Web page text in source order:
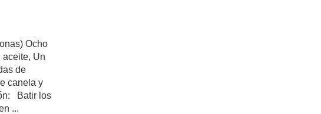
Ocho
aceite, Un
de
canela y
Batir los
...